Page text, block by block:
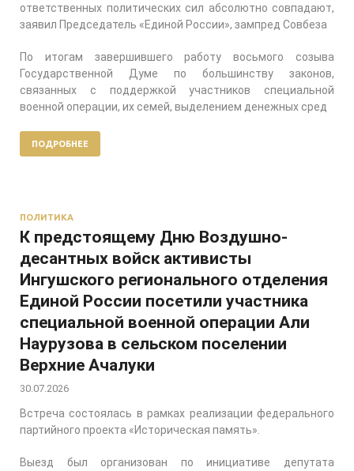
ответственных политических сил абсолютно совпадают,
заявил Председатель «Единой России», зампред Совбеза
По итогам завершившего работу восьмого созыва
Государственной Думе по большинству законов,
связанных с поддержкой участников специальной
военной операции, их семей, выделением денежных сред
ПОДРОБНЕЕ
ПОЛИТИКА
К предстоящему Дню Воздушно-
десантных войск активисты
Ингушского регионального отделения
Единой России посетили участника
специальной военной операции Али
Наурузова в сельском поселении
Верхние Ачалуки
30.07.2026
Встреча состоялась в рамках реализации федерального
партийного проекта «Историческая память».
Выезд был организован по инициативе депутата